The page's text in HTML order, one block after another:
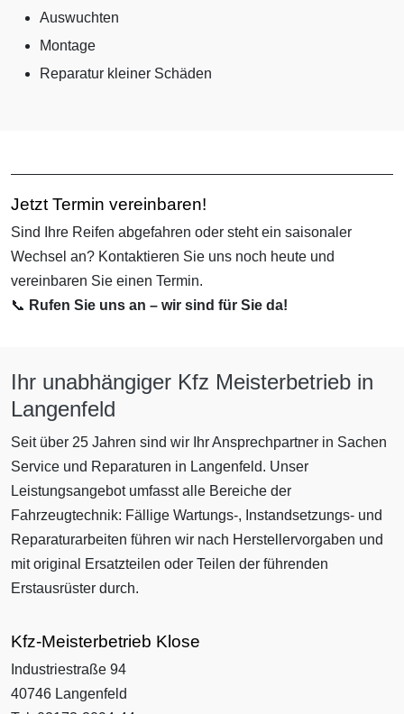
Auswuchten
Montage
Reparatur kleiner Schäden
Jetzt Termin vereinbaren!
Sind Ihre Reifen abgefahren oder steht ein saisonaler
Wechsel an? Kontaktieren Sie uns noch heute und
vereinbaren Sie einen Termin.
📞 Rufen Sie uns an – wir sind für Sie da!
Ihr unabhängiger Kfz Meisterbetrieb in
Langenfeld
Seit über 25 Jahren sind wir Ihr Ansprechpartner in Sachen
Service und Reparaturen in Langenfeld. Unser
Leistungsangebot umfasst alle Bereiche der
Fahrzeugtechnik: Fällige Wartungs-, Instandsetzungs- und
Reparaturarbeiten führen wir nach Herstellervorgaben und
mit original Ersatzteilen oder Teilen der führenden
Erstausrüster durch.
Kfz-Meisterbetrieb Klose
Industriestraße 94
40746 Langenfeld